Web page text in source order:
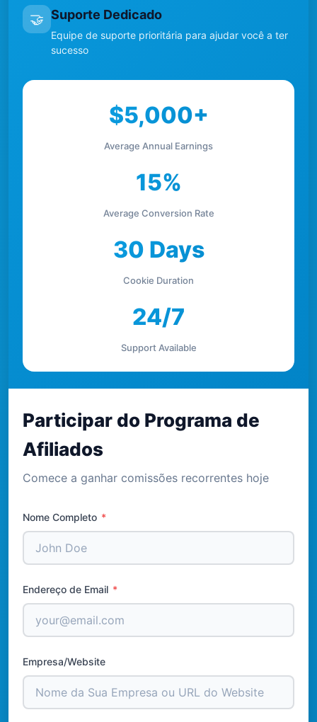
Participar do Programa de
Afiliados
Comece a ganhar comissões recorrentes hoje
Nome Completo *
Endereço de Email *
Empresa/Website
🤝 Suporte Dedicado
Equipe de suporte prioritária para ajudar você a ter
sucesso
$5,000+
Average Annual Earnings
15%
Average Conversion Rate
30 Days
Cookie Duration
24/7
Support Available